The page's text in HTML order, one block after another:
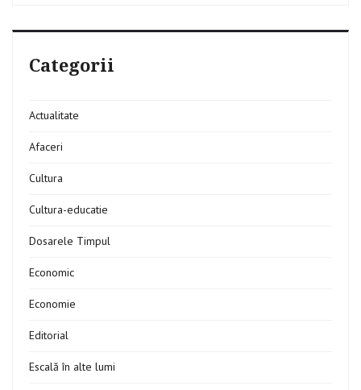
Categorii
Actualitate
Afaceri
Cultura
Cultura-educatie
Dosarele Timpul
Economic
Economie
Editorial
Escală în alte lumi